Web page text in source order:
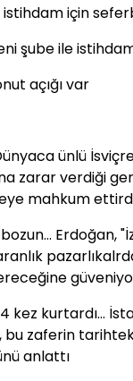
istihdam için
şube ile
açığı var
ünlü
zarar verdiği
mahkum
Erdoğan,
kez kurtardı...
bu zaferin
anlattı